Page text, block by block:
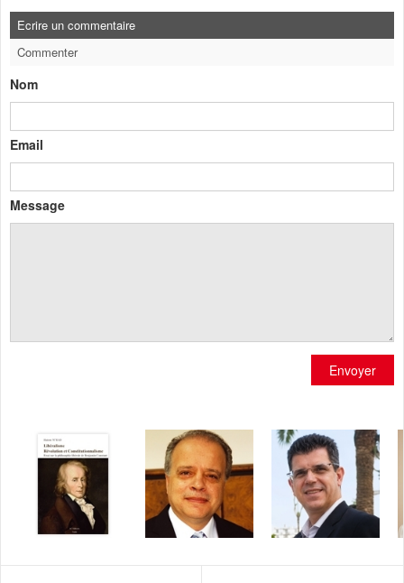
Ecrire un commentaire
Commenter
Nom
Email
Message
Envoyer